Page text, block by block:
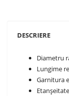
DESCRIERE
Diametru
Lungime
Garnitura